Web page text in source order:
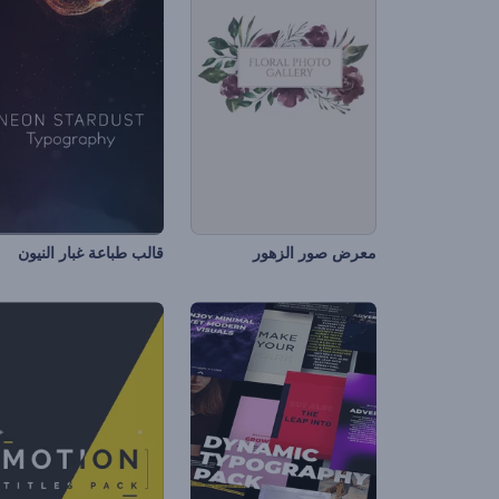
معرض صور الزهور قالب طباعة غبار النيون